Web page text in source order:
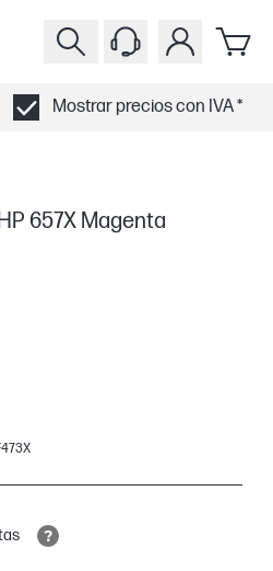
Mostrar precios con IVA *
657X Magenta